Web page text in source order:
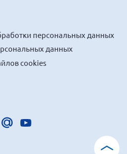
персональных данных
данных
cookies